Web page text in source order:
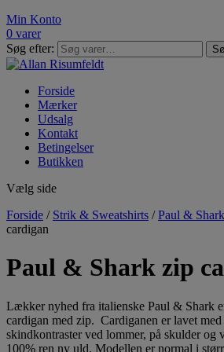
Min Konto
0 varer
Søg efter:
Forside
Mærker
Udsalg
Kontakt
Betingelser
Butikken
Vælg side
Forside / Strik & Sweatshirts /Paul & Shark
cardigan
Paul & Shark zip
Lækker nyhed fra italienske Paul & Shark
cardigan med zip. Cardiganen er lavet
skindkontraster ved lommer, på skulder og
100% ren ny uld. Modellen er normal i